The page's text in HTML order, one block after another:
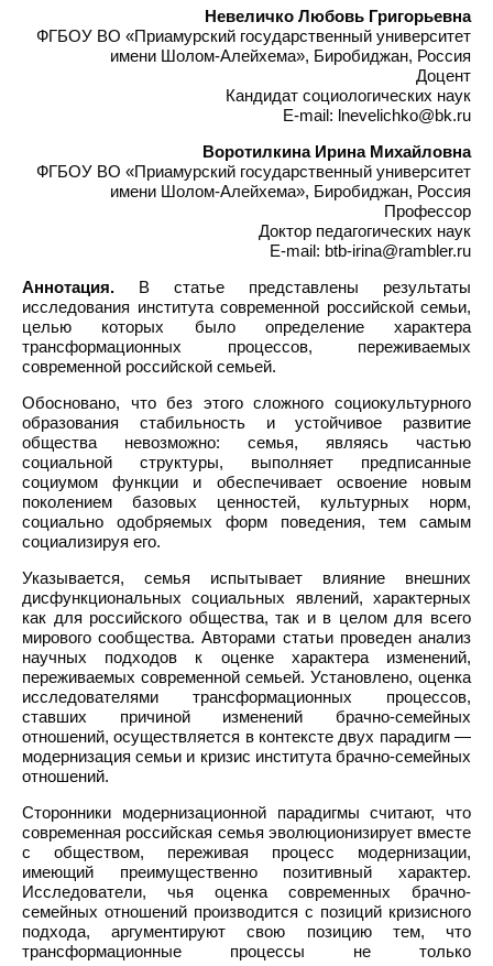
Невеличко Любовь Григорьевна
ФГБОУ ВО «Приамурский государственный университет
имени Шолом-Алейхема», Биробиджан, Россия
Доцент
Кандидат социологических наук
E-mail: lnevelichko@bk.ru
Воротилкина Ирина Михайловна
ФГБОУ ВО «Приамурский государственный университет
имени Шолом-Алейхема», Биробиджан, Россия
Профессор
Доктор педагогических наук
E-mail: btb-irina@rambler.ru
Аннотация. В статье представлены результаты
исследования института современной российской семьи,
целью которых было определение характера
трансформационных процессов, переживаемых
современной российской семьей.
Обосновано, что без этого сложного социокультурного
образования стабильность и устойчивое развитие
общества невозможно: семья, являясь частью
социальной структуры, выполняет предписанные
социумом функции и обеспечивает освоение новым
поколением базовых ценностей, культурных норм,
социально одобряемых форм поведения, тем самым
социализируя его.
Указывается, семья испытывает влияние внешних
дисфункциональных социальных явлений, характерных
как для российского общества, так и в целом для всего
мирового сообщества. Авторами статьи проведен анализ
научных подходов к оценке характера изменений,
переживаемых современной семьей. Установлено, оценка
исследователями трансформационных процессов,
ставших причиной изменений брачно-семейных
отношений, осуществляется в контексте двух парадигм —
модернизация семьи и кризис института брачно-семейных
отношений.
Сторонники модернизационной парадигмы считают, что
современная российская семья эволюционизирует вместе
с обществом, переживая процесс модернизации,
имеющий преимущественно позитивный характер.
Исследователи, чья оценка современных брачно-
семейных отношений производится с позиций кризисного
подхода, аргументируют свою позицию тем, что
трансформационные процессы не только